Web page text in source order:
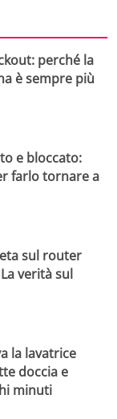
perché la
è sempre più
e bloccato:
farlo tornare a
sul router
verità sul
la lavatrice
doccia e
minuti